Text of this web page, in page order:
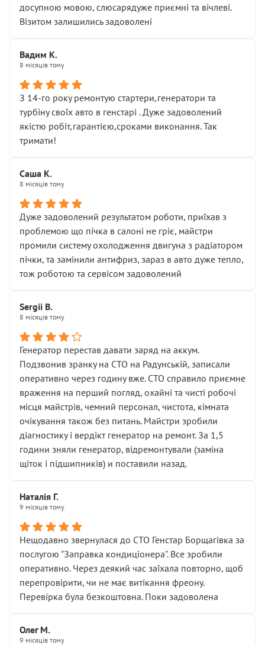
досупною мовою, слюсарядуже приємні та вічлеві.
Візитом залишились задоволені
Вадим К.
8 місяців тому
З 14-го року ремонтую стартери,генератори та
турбіну своїх авто в генстарі . Дуже задоволений
якістю робіт,гарантією,сроками виконання. Так
тримати!
Саша К.
8 місяців тому
Дуже задоволений результатом роботи, приїхав з
проблемою що пічка в салоні не гріє, майстри
промили систему охолодження двигуна з радіатором
пічки, та замінили антифриз, зараз в авто дуже тепло,
тож роботою та сервісом задоволений
Sergii B.
8 місяців тому
Генератор перестав давати заряд на аккум.
Подзвонив зранку на СТО на Радунській, записали
оперативно через годину вже. СТО справило приємне
враження на перший погляд, охайні та чисті робочі
місця майстрів, чемний персонал, чистота, кімната
очікування також без питань. Майстри зробили
діагностику і вердікт генератор на ремонт. За 1,5
години зняли генератор, відремонтували (заміна
щіток і підшипників) и поставили назад.
Наталія Г.
9 місяців тому
Нещодавно звернулася до СТО Генстар Борщагівка за
послугою "Заправка кондиціонера". Все зробили
оперативно. Через деякий час заїхала повторно, щоб
перепровірити, чи не має витікання фреону.
Перевірка була безкоштовна. Поки задоволена
Олег М.
9 місяців тому